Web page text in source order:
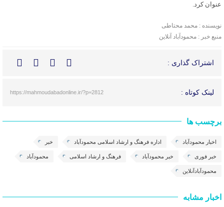
عنوان کرد.
نویسنده : محمد محتاطی
منبع خبر : محمودآباد آنلاین
اشتراک گذاری :
لینک کوتاه : https://mahmoudabadonline.ir/?p=2812
برچسب ها
اخبار محمودآباد اداره فرهنگ و ارشاد اسلامی محمودآباد خبر
خبر فوری خبر محمودآباد فرهنگ و ارشاد اسلامی محمودآباد
محمودآبادآنلاین
اخبار مشابه